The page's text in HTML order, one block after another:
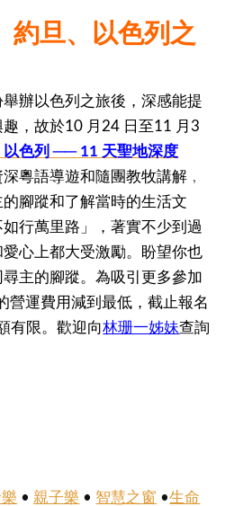
約旦、以色列之
辦以色列之旅後，深感能提
，故於10 月24 日至11 月3
以色列 ── 11 天聖地深度
粵語導遊和隨團教牧講解﹐
腳蹤和了解當時的生活文
行萬里路」，著實不少到過
心上都大受激勵。盼望你也
主的腳蹤。為吸引更多參加
營運費用減到最低，截止報名
有限。歡迎向林珊一姊妹查詢
• 親子樂 • 智慧之窗 •生命